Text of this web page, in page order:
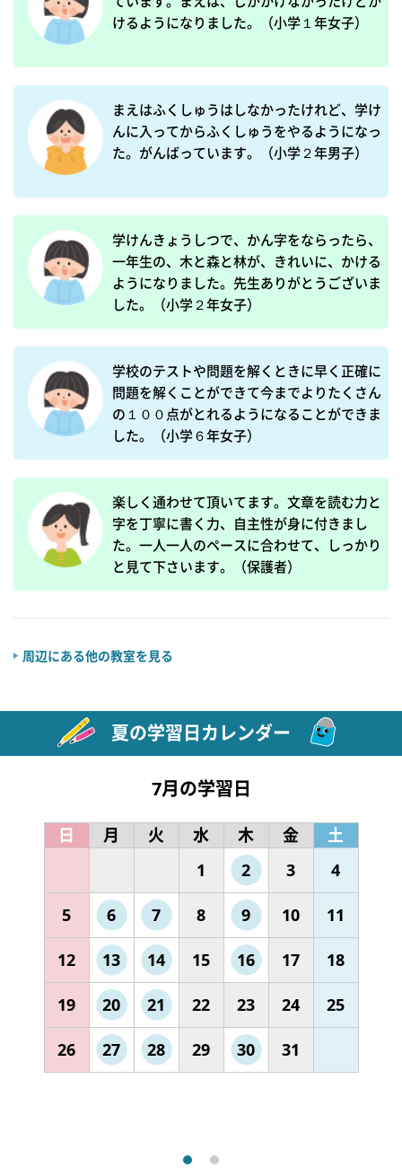
けるようになりました。（小学１年女子）
まえはふくしゅうはしなかったけれど、学け
んに入ってからふくしゅうをやるようになっ
た。がんばっています。（小学２年男子）
学けんきょうしつで、かん字をならったら、
一年生の、木と森と林が、きれいに、かける
ようになりました。先生ありがとうございま
した。（小学２年女子）
学校のテストや問題を解くときに早く正確に
問題を解くことができて今までよりたくさん
の１００点がとれるようになることができま
した。（小学６年女子）
楽しく通わせて頂いてます。文章を読む力と
字を丁寧に書く力、自主性が身に付きまし
た。一人一人のペースに合わせて、しっかり
と見て下さいます。（保護者）
周辺にある他の教室を見る
夏の学習日カレンダー
7月の学習日
日 月 火 水 木 金
土
1
2 3 4
5 6 7 8 9 10 11
12 13 14 15 16 17 18
19 20 21 22 23 24 25
26 27 28 29 30 31